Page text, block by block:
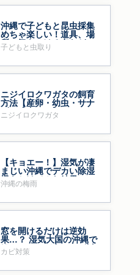
沖縄で子どもと昆虫採集
めちゃ楽しい！道具、場
所、気をつける点など
子どもと虫取り
ニジイロクワガタの飼育
方法【産卵・幼虫・サナ
ギ・成虫まで】
ニジイロクワガタ
【キョエー！】湿気が凄
まじい沖縄でデカい除湿
機をかけてみた結果……
沖縄の梅雨
窓を開けるだけは逆効
果…？ 湿気大国の沖縄で
鍛えた、わが家のカビ対
策
カビ対策